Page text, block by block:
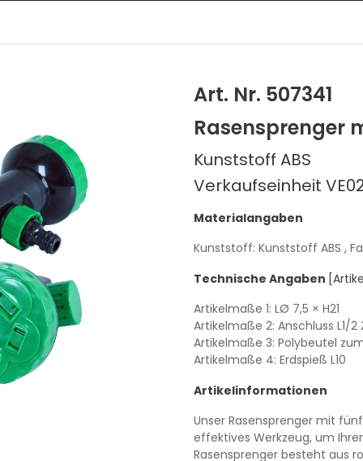
Art. Nr. 507341
Rasensprenger
Kunststoff ABS
Verkaufseinheit
Materialangaben
Kunststoff: Kunststoff ABS ,
Technische Angaben
Artikelmaße 1: LØ 7,5 × H21
Artikelmaße 2: Anschluss L1/2
Artikelmaße 3: Polybeutel
Artikelmaße 4: Erdspieß L10
Artikelinformationen
Unser Rasensprenger mit
effektives Werkzeug, um
Rasensprenger besteht aus